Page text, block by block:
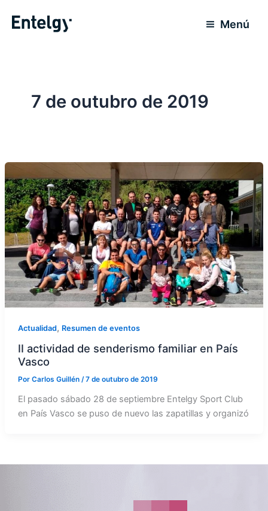
para
Menú
7 de outubro de 2019
Actualidad, Resumen de eventos
II actividad de senderismo familiar en País
Vasco
Por Carlos Guillén /7 de outubro de 2019
El pasado sábado 28 de septiembre Entelgy Sport Club
en País Vasco se puso de nuevo las zapatillas y organizó